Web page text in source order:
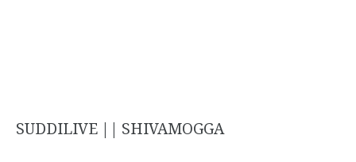
SUDDILIVE || SHIVAMOGGA